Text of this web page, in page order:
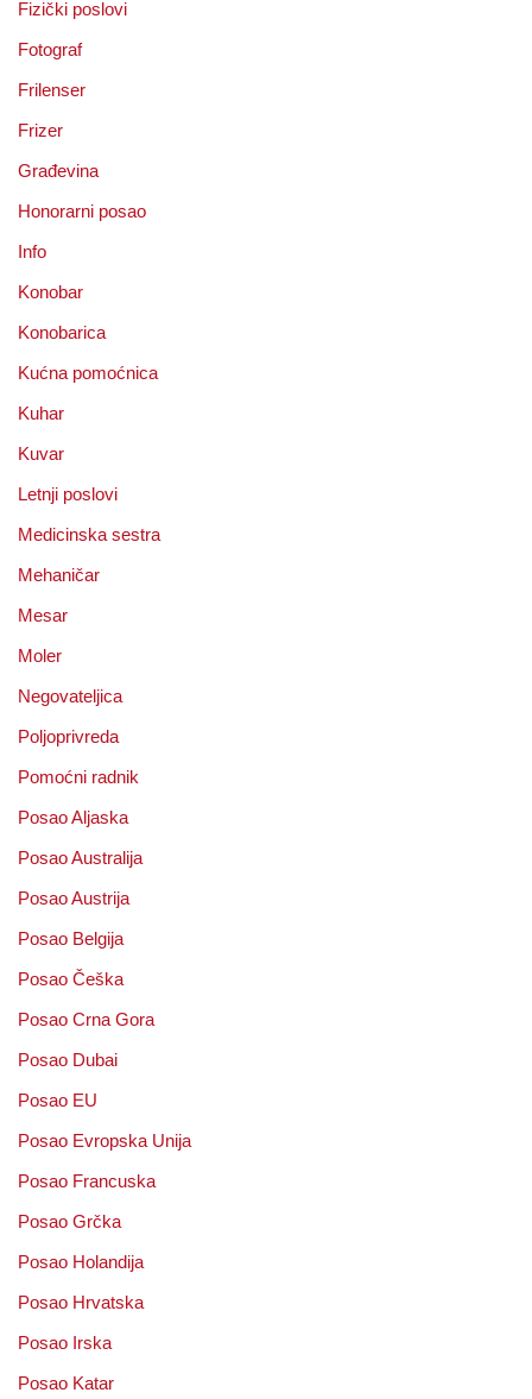
Fizički poslovi
Fotograf
Frilenser
Frizer
Građevina
Honorarni posao
Info
Konobar
Konobarica
Kućna pomoćnica
Kuhar
Kuvar
Letnji poslovi
Medicinska sestra
Mehaničar
Mesar
Moler
Negovateljica
Poljoprivreda
Pomoćni radnik
Posao Aljaska
Posao Australija
Posao Austrija
Posao Belgija
Posao Češka
Posao Crna Gora
Posao Dubai
Posao EU
Posao Evropska Unija
Posao Francuska
Posao Grčka
Posao Holandija
Posao Hrvatska
Posao Irska
Posao Katar